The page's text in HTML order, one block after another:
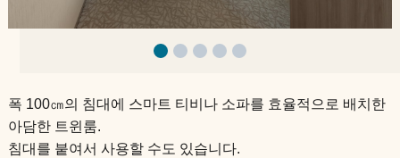
슈페리어 트리플
일본식 객실
아침 식사 안내
폭 100㎝의 침대에 스마트 티비나 소파를 효율적으로 배치한
아담한 트윈룸.
침대를 붙여서 사용할 수도 있습니다.